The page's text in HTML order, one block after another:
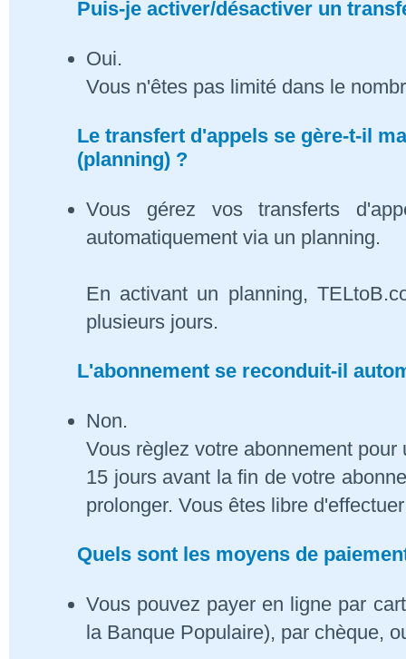
Puis-je activer/désactiver un
Oui.
Vous n'êtes pas limité dans le
Le transfert d'appels se gère-t-il
(planning) ?
Vous gérez vos transferts
automatiquement via un planning.
En activant un planning,
plusieurs jours.
L'abonnement se reconduit-il
Non.
Vous règlez votre abonnement
15 jours avant la fin de votre
prolonger. Vous êtes libre
Quels sont les moyens de
Vous pouvez payer en ligne par
la Banque Populaire), par chèque,